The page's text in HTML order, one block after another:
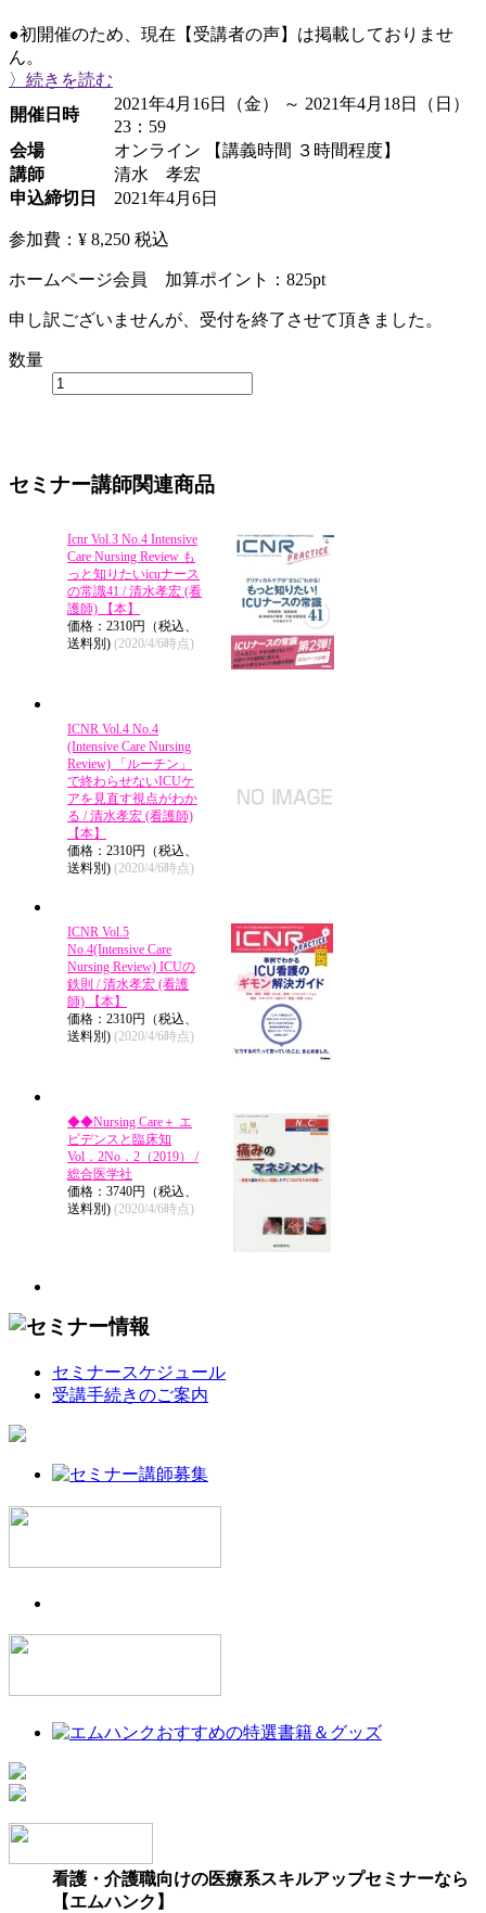
●初開催のため、現在【受講者の声】は掲載しておりませ
ん。
〉続きを読む
開催日時
2021年4月16日（金） ～ 2021年4月18日（日）
23：59
会場
オンライン 【講義時間 ３時間程度】
講師
清水 孝宏
申込締切日
2021年4月6日
参加費：¥ 8,250 税込
ホームページ会員 加算ポイント： 825pt
申し訳ございませんが、受付を終了させて頂きました。
数量
セミナー講師関連商品
Icnr Vol.3 No.4 Intensive
Care Nursing Review も
っと知りたいicuナース
の常識41 / 清水孝宏 (看
護師) 【本】
価格：2310円（税込、
送料別) (2020/4/6時点)
ICNR Vol.4 No.4
(Intensive Care Nursing
Review) 「ルーチン」
で終わらせないICUケ
アを見直す視点がわか
る / 清水孝宏 (看護師)
【本】
価格：2310円（税込、
送料別) (2020/4/6時点)
ICNR Vol.5
No.4(Intensive Care
Nursing Review) ICUの
鉄則 / 清水孝宏 (看護
師) 【本】
価格：2310円（税込、
送料別) (2020/4/6時点)
◆◆Nursing Care＋ エ
ビデンスと臨床知
Vol．2No．2（2019） /
総合医学社
価格：3740円（税込、
送料別) (2020/4/6時点)
セミナースケジュール
受講手続きのご案内
看護・介護職向けの医療系スキルアップセミナーなら
【エムハンク】